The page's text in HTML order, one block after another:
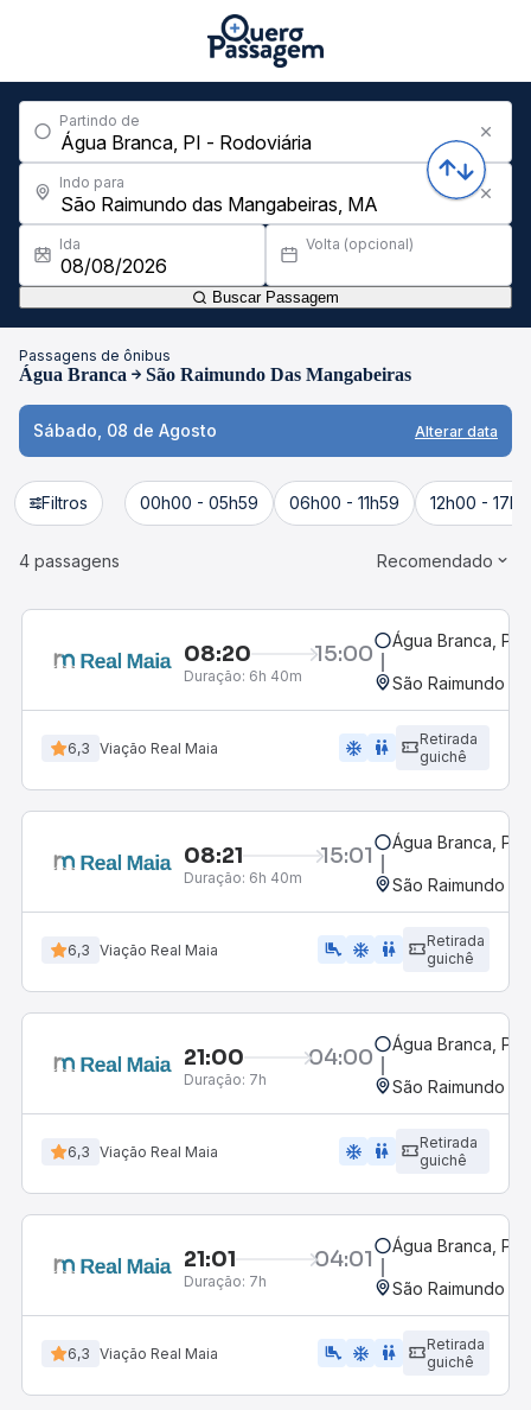
Partindo de
Indo para
Ida Volta (opcional)
Buscar Passagem
Passagens de ônibus
Água Branca São Raimundo Das Mangabeiras
Sábado, 08 de Agosto Alterar data
Filtros 00h00 - 05h59 06h00 - 11h59 12h00 -
4 passagens Recomendado
08:20 15:00
Duração: 6h 40m
Água Branca, PI
São Raimundo
6,3 Viação Real Maia ac_unit wc
Retirada
guichê
08:21 15:01
Duração: 6h 40m
Água Branca, PI
São Raimundo
6,3 Viação Real Maia airline_seat_legroom_extra ac_unit wc
Retirada
guichê
21:00 04:00
Duração: 7h
Água Branca, PI
São Raimundo
6,3 Viação Real Maia ac_unit wc
Retirada
guichê
21:01 04:01
Duração: 7h
Água Branca, PI
São Raimundo
6,3 Viação Real Maia airline_seat_legroom_extra ac_unit wc
Retirada
guichê